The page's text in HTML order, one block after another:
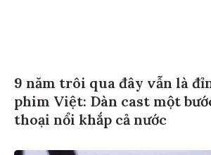
9 năm trôi qua đây vẫn là
phim Việt: Dàn cast một
thoại nổi khắp cả nước